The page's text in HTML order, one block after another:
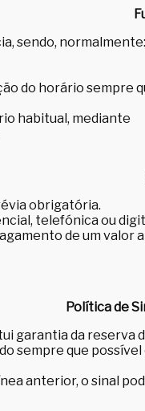
sendo, normalmente:
do horário sempre
habitual, mediante
obrigatória.
telefónica ou
de um valor
Política de
garantia da reserva
sempre que possível
anterior, o sinal